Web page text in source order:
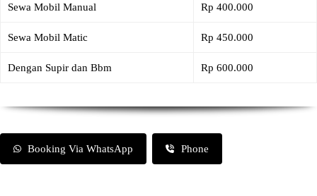
Sewa Mobil Manual Rp 400.000
Sewa Mobil Matic Rp 450.000
Dengan Supir dan Bbm Rp 600.000
Booking Via WhatsApp Phone